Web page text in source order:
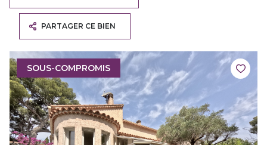
PARTAGER CE BIEN
SOUS-COMPROMIS